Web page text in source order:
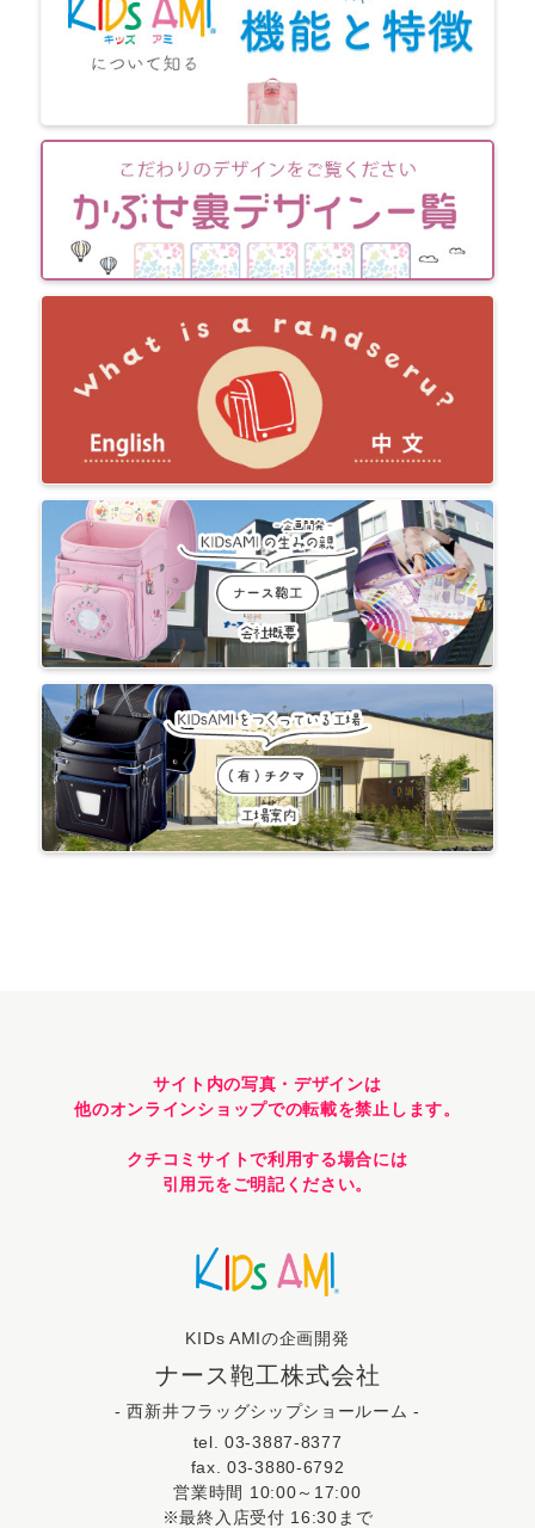
サイト内の写真・デザインは
他のオンラインショップでの転載を禁止します。
クチコミサイトで利用する場合には
引用元をご明記ください。
KIDs AMIの企画開発
ナース鞄工株式会社
- 西新井フラッグシップショールーム -
tel. 03-3887-8377
fax. 03-3880-6792
営業時間 10:00～17:00
※最終入店受付 16:30まで